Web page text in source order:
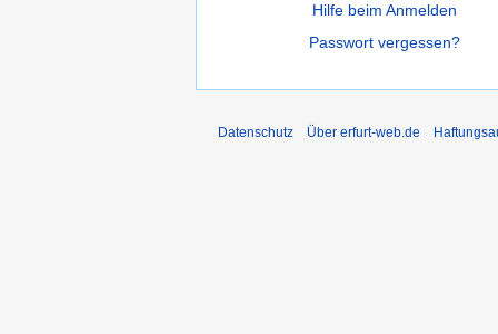
Hilfe beim Anmelden
Passwort vergessen?
Datenschutz Über erfurt-web.de